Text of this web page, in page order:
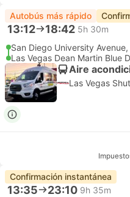
Autobús más rápido
13:12 18:42 5h 30m
San Diego University
Las Vegas Dean Martin Blue
Aire
Las Vegas
Confirmación instantánea
13:35 23:10 9h 35m